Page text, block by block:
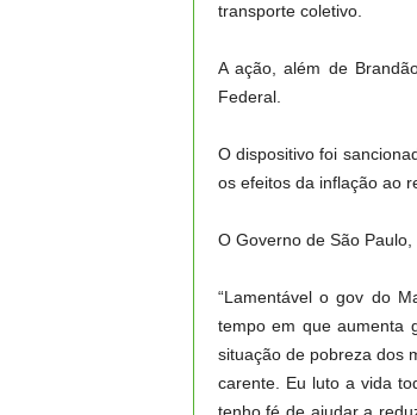
transporte coletivo.
A ação, além de
Federal.
O dispositivo foi
os efeitos da inflação ao
O Governo de São
“Lamentável o gov do
tempo em que aumenta
situação de pobreza dos
carente. Eu luto a vida